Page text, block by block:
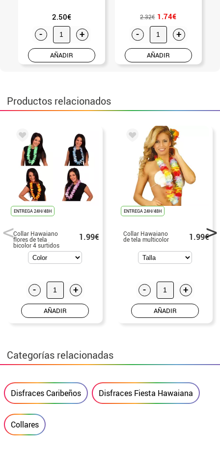
2.50€
- +
AÑADIR
2.32€ 1.74€
- +
AÑADIR
Productos relacionados
ENTREGA 24H/48H
Collar Hawaiano
flores de tela
bicolor 4 surtidos
1.99€
- +
AÑADIR
ENTREGA 24H/48H
Collar Hawaiano
de tela multicolor 1.99€
- +
AÑADIR
Categorías relacionadas
Disfraces Caribeños Disfraces Fiesta Hawaiana
Collares